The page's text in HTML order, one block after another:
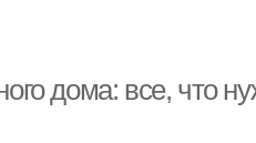
дома: все, что